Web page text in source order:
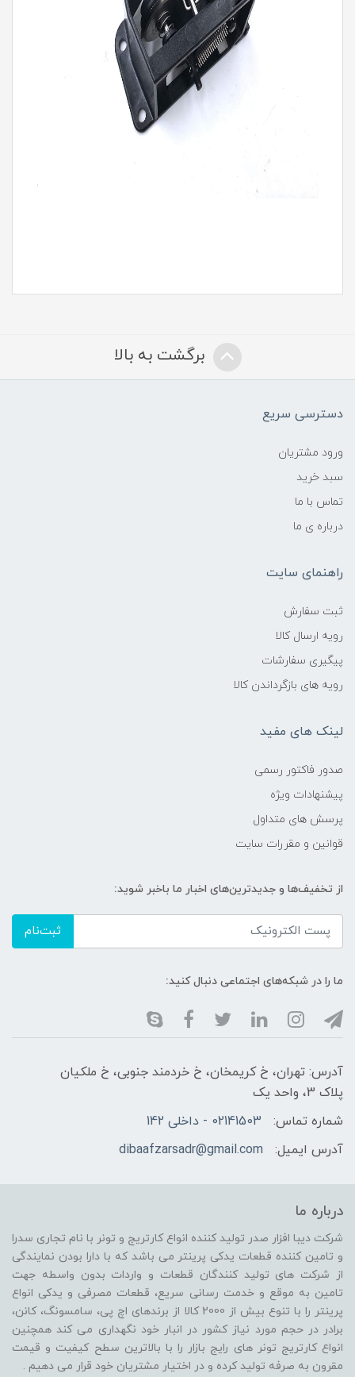
برگشت به بالا
دسترسی سریع
ورود مشتریان
سبد خرید
تماس با ما
درباره ی ما
راهنمای سایت
ثبت سفارش
رویه ارسال کالا
پیگیری سفارشات
رویه های بازگرداندن کالا
لینک های مفید
صدور فاکتور رسمی
پیشنهادات ویژه
پرسش های متداول
قوانین و مقررات سایت
از تخفیف‌ها و جدیدترین‌های اخبار ما باخبر شوید:
ثبت‌نام
ما را در شبکه‌های اجتماعی دنبال کنید:
آدرس: تهران، خ کریمخان، خ خردمند جنوبی، خ ملکیان
پلاک 3، واحد یک
شماره تماس:
02141503 - داخلی 142
آدرس ایمیل:
dibaafzarsadr@gmail.com
درباره ما
شرکت دیبا افزار صدر تولید کننده انواع کارتریج و تونر با نام تجاری سدرا
و تامین کننده قطعات یدکی پرینتر می باشد که با دارا بودن نمایندگی
از شرکت های تولید کنندگان قطعات و واردات بدون واسطه جهت
تامین به موقع و خدمت رسانی سریع، قطعات مصرفی و یدکی انواع
پرینتر را با تنوع بیش از 2000 کالا از برندهای اچ پی، سامسونگ، کانن،
برادر در حجم مورد نیاز کشور در انبار خود نگهداری می کند همچنین
انواع کارتریج تونر های رایج بازار را با بالاترین سطح کیفیت و قیمت
مقرون به صرفه تولید کرده و در اختیار مشتریان خود قرار می دهیم .